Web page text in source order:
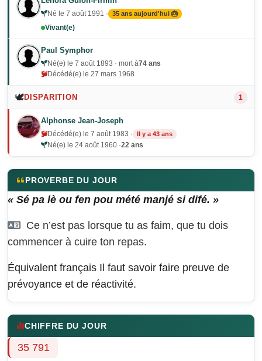
Né le 7 août 1991 · 35 ans aujourd'hui 🎂
Vivant(e)
Paul Symphor
Né(e) le 7 août 1893 · mort à74 ans
Décédé(e) le 27 mars 1968
🕊️DISPARITION 1
Alphonse Jean-Joseph
Décédé(e) le 7 août 1983 · Il y a 43 ans
Né(e) le 24 août 1960 ·22 ans
PROVERBE DU JOUR
« Sé pa lè ou fen pou mété manjé si difé. »
Ce n’est pas lorsque tu as faim, que tu dois
commencer à cuire ton repas.
Équivalent français Il faut savoir faire preuve de
prévoyance et de réactivité.
CHIFFRE DU JOUR
35 791